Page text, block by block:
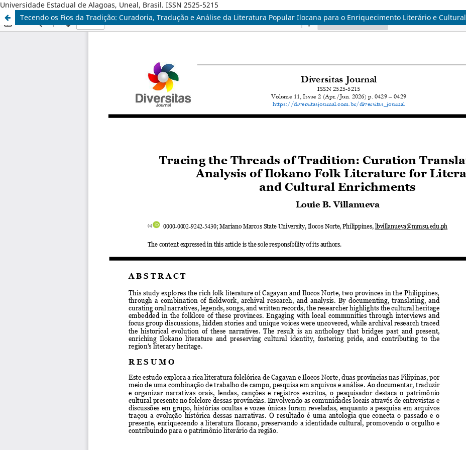
Universidade Estadual de Alagoas, Uneal, Brasil. ISSN 2525-5215
Tecendo os Fios da Tradição: Curadoria, Tradução e Análise da Literatura Popular Ilocana para o Enriquecimento Literário e Cultural